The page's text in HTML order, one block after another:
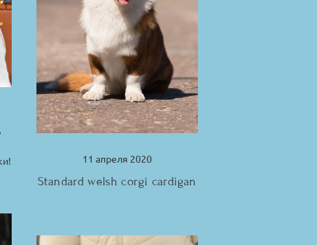
11 апреля 2020
Standard welsh corgi cardigan